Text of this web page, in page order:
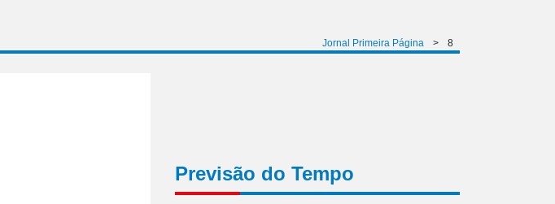
Jornal Primeira Página > 8
Previsão do Tempo